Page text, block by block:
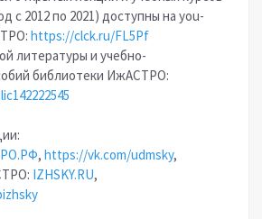
с 2012 по 2021) доступны на you-
https://clck.ru/FL5Pf
литературы и учебно-
библиотеки ИжАСТРО:
, https://vk.com/udmsky,
IZHSKY.RU,